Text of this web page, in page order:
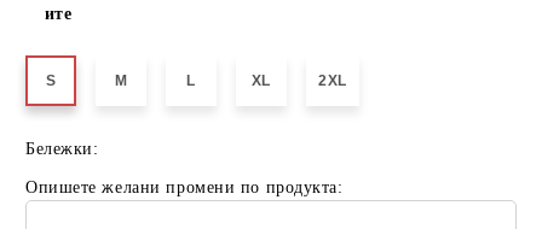
ите
S M L XL 2XL
Бележки:
Опишете желани промени по продукта: